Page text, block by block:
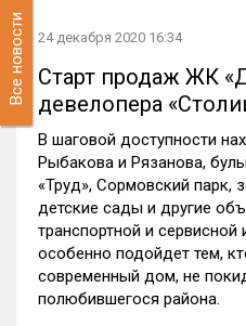
Все новости 24 декабря 2020 16:34
Старт продаж ЖК
девелопера
В шаговой доступности
Рыбакова и Рязанова,
«Труд», Сормовский парк,
детские сады и другие
транспортной и
особенно подойдет тем,
современный дом, не
полюбившегося района.